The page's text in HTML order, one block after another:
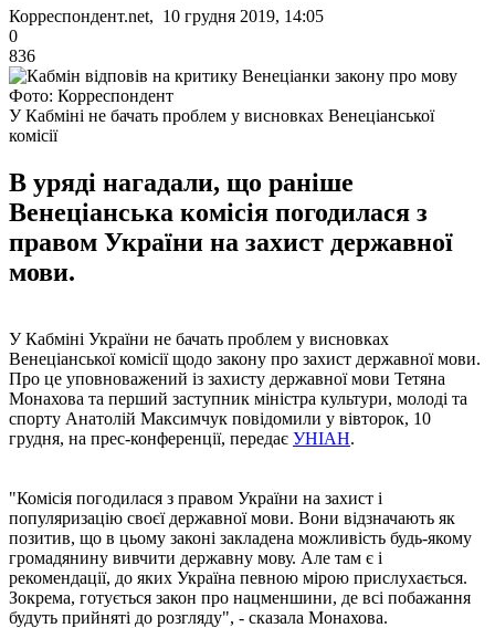
Корреспондент.net, 10 грудня 2019, 14:05
0
836
Фото: Корреспондент
У Кабміні не бачать проблем у висновках Венеціанської
комісії
В уряді нагадали, що раніше
Венеціанська комісія погодилася з
правом України на захист державної
мови.
У Кабміні України не бачать проблем у висновках
Венеціанської комісії щодо закону про захист державної мови.
Про це уповноважений із захисту державної мови Тетяна
Монахова та перший заступник міністра культури, молоді та
спорту Анатолій Максимчук повідомили у вівторок, 10
грудня, на прес-конференції, передає УНІАН.
"Комісія погодилася з правом України на захист і
популяризацію своєї державної мови. Вони відзначають як
позитив, що в цьому законі закладена можливість будь-якому
громадянину вивчити державну мову. Але там є і
рекомендації, до яких Україна певною мірою прислухається.
Зокрема, готується закон про нацменшини, де всі побажання
будуть прийняті до розгляду", - сказала Монахова.